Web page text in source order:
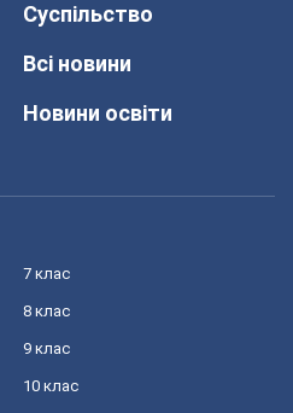
Суспільство
Всі новини
Новини освіти
7 клас
8 клас
9 клас
10 клас